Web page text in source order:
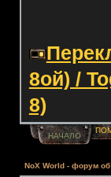
8ой) /
8)
НАЧАЛО
NoX World - форум об